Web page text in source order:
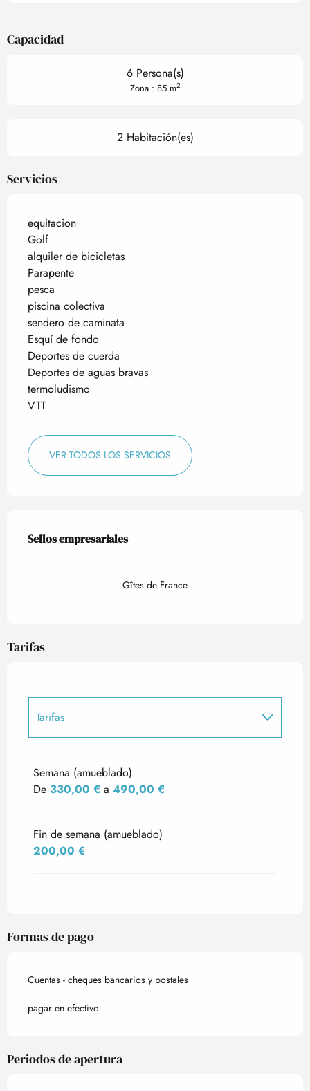
Capacidad
6 Persona(s)
Zona : 85 m2
2 Habitación(es)
Servicios
equitacion
Golf
alquiler de bicicletas
Parapente
pesca
piscina colectiva
sendero de caminata
Esquí de fondo
Deportes de cuerda
Deportes de aguas bravas
termoludismo
VTT
VER TODOS LOS SERVICIOS
Oferta de prestaciones
Sellos empresariales
Sellos empresariales
Gîtes de France
Tarifas
Tarifas
Semana (amueblado)
De 330,00 € a 490,00 €
Fin de semana (amueblado)
200,00 €
Formas de pago
Cuentas - cheques bancarios y postales
pagar en efectivo
Periodos de apertura